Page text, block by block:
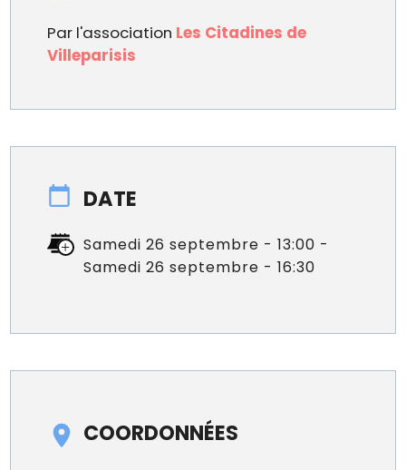
Par l'association Les Citadines de
Villeparisis
DATE
Samedi 26 septembre - 13:00 -
Samedi 26 septembre - 16:30
COORDONNÉES